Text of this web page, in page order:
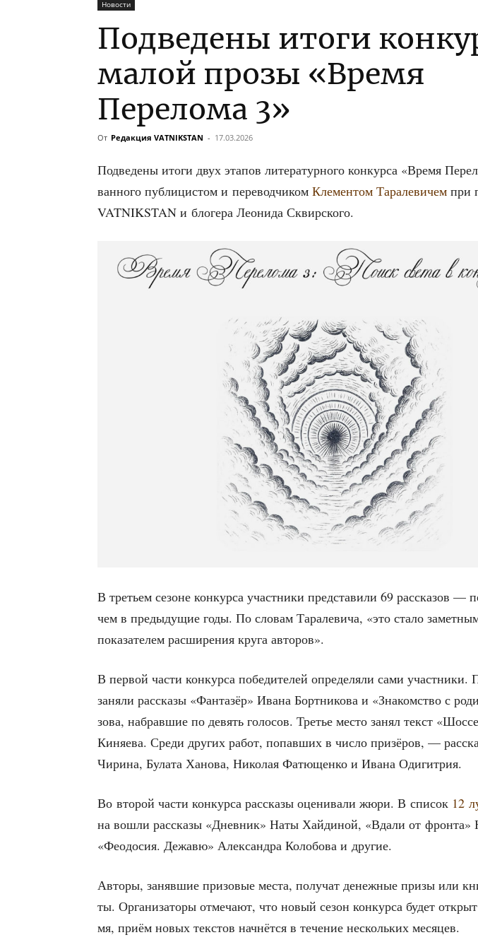
Новости
Подведены итоги
малой прозы «Время
Перелома 3»
От Редакция VATNIKSTAN - 17.03.2026
Под­ве­де­ны ито­ги двух эта­пов лите­ра­тур­но­го кон­кур­са «Вре­мя
ван­но­го пуб­ли­ци­стом и пере­вод­чи­ком Кле­мен­том Тара­ле­ви­чем при
VATNIKSTAN и бло­ге­ра Лео­ни­да Сквирского.
В тре­тьем сезоне кон­кур­са участ­ни­ки пред­ста­ви­ли 69 рас­ска­зов —
чем в преды­ду­щие годы. По сло­вам Тара­ле­ви­ча, «это ста­ло
пока­за­те­лем рас­ши­ре­ния кру­га авторов».
В пер­вой части кон­кур­са побе­ди­те­лей опре­де­ля­ли сами участ­ни­ки.
заня­ли рас­ска­зы «Фан­та­зёр» Ива­на Борт­ни­ко­ва и «Зна­ком­ство с
зо­ва, набрав­шие по девять голо­сов. Тре­тье место занял текст
Киня­е­ва. Сре­ди дру­гих работ, попав­ших в чис­ло при­зё­ров, —
Чири­на, Була­та Хано­ва, Нико­лая Фатю­щен­ко и Ива­на Одигитрия.
Во вто­рой части кон­кур­са рас­ска­зы оце­ни­ва­ли жюри. В спи­сок 12
на вошли рас­ска­зы «Днев­ник» Наты Хай­ди­ной, «Вда­ли от фрон­та»
«Фео­до­сия. Дежа­вю» Алек­сандра Коло­бо­ва и другие.
Авто­ры, заняв­шие при­зо­вые места, полу­чат денеж­ные при­зы или
ты. Орга­ни­за­то­ры отме­ча­ют, что новый сезон кон­кур­са будет
мя, при­ём новых тек­стов нач­нёт­ся в тече­ние несколь­ких месяцев.